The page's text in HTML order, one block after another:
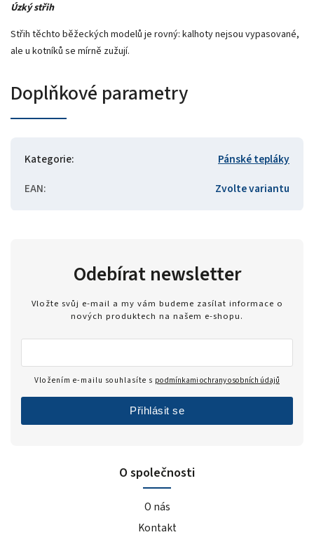
Úzký střih
Střih těchto běžeckých modelů je rovný: kalhoty nejsou vypasované,
ale u kotníků se mírně zužují.
Doplňkové parametry
Kategorie:
Pánské tepláky
EAN: Zvolte variantu
O společnosti
O nás
Kontakt
Odebírat newsletter
Vložte svůj e-mail a my vám budeme zasílat informace o
nových produktech na našem e-shopu.
Vložením e-mailu souhlasíte s podmínkami ochrany osobních údajů
Přihlásit se